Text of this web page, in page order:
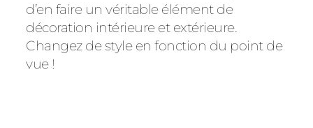
d’en faire un véritable élément de
décoration intérieure et extérieure.
Changez de style en fonction du point de
vue !